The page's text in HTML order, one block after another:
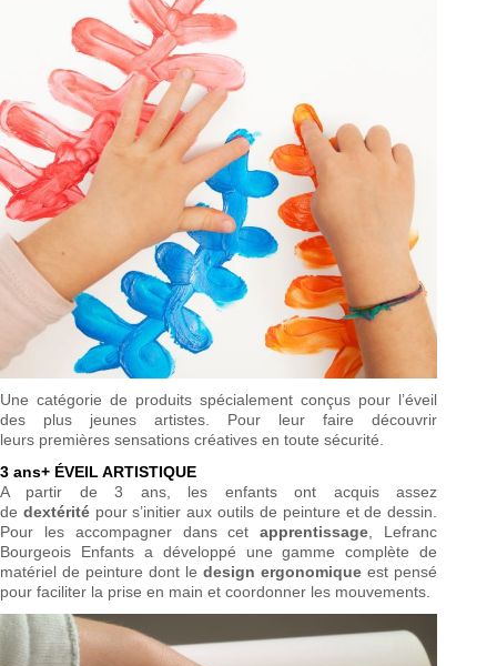
Une catégorie de produits spécialement conçus pour l’éveil
des plus jeunes artistes. Pour leur faire découvrir
leurs premières sensations créatives en toute sécurité.
3 ans+ ÉVEIL ARTISTIQUE
A partir de 3 ans, les enfants ont acquis assez
de dextéritépour s’initier aux outils de peinture et de dessin.
Pour les accompagner dans cetapprentissage , Lefranc
Bourgeois Enfants a développé une gamme complète de
matériel de peinture dont ledesign ergonomique est pensé
pour faciliter la prise en main et coordonner les mouvements.